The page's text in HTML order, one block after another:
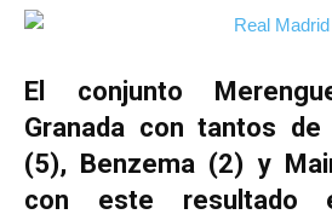
El conjunto
Granada con tantos de
(5), Benzema (2) y
con este resultado